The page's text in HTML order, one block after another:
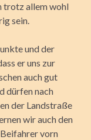
trotz allem wohl
sein.
und der
er uns zur
auch gut
dürfen nach
der Landstraße
wir auch den
vorn